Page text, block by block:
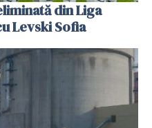
din Liga
Levski Sofia